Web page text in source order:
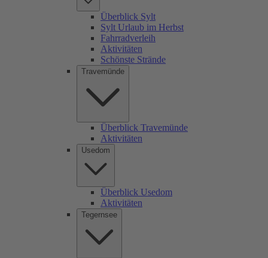
Überblick Sylt
Sylt Urlaub im Herbst
Fahrradverleih
Aktivitäten
Schönste Strände
Travemünde
Überblick Travemünde
Aktivitäten
Usedom
Überblick Usedom
Aktivitäten
Tegernsee